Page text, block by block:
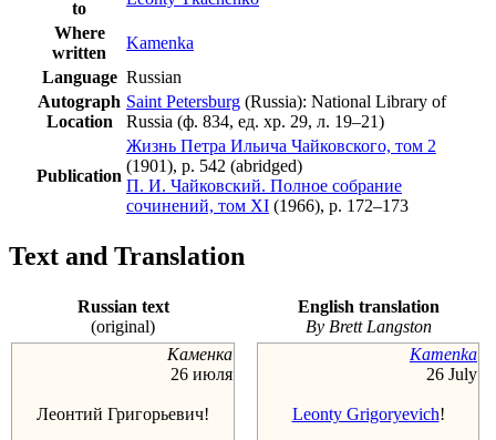
to
Where
written
Kamenka
Language Russian
Autograph
Location
Saint Petersburg (Russia): National Library of
Russia (ф. 834, ед. хр. 29, л. 19–21)
Publication
Жизнь Петра Ильича Чайковского, том 2
(1901), p. 542 (abridged)
П. И. Чайковский. Полное собрание
сочинений, том XI (1966), p. 172–173
Text and Translation
Russian text
(original)
English translation
By Brett Langston
Каменка
26 июля
Леонтий Григорьевич!
Kamenka
26 July
Leonty Grigoryevich!